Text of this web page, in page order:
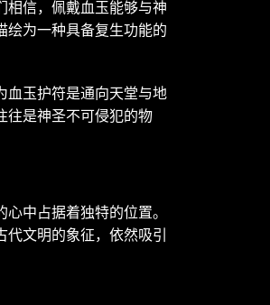
相信，佩戴血玉能够与神
绘为一种具备复生功能的
血玉护符是通向天堂与地
往是神圣不可侵犯的物
中占据着独特的位置。
代文明的象征，依然吸引